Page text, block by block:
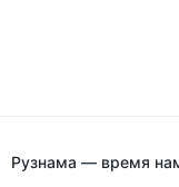
Рузнама — время